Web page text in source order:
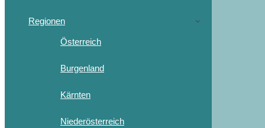
Regionen
Österreich
Burgenland
Kärnten
Niederösterreich